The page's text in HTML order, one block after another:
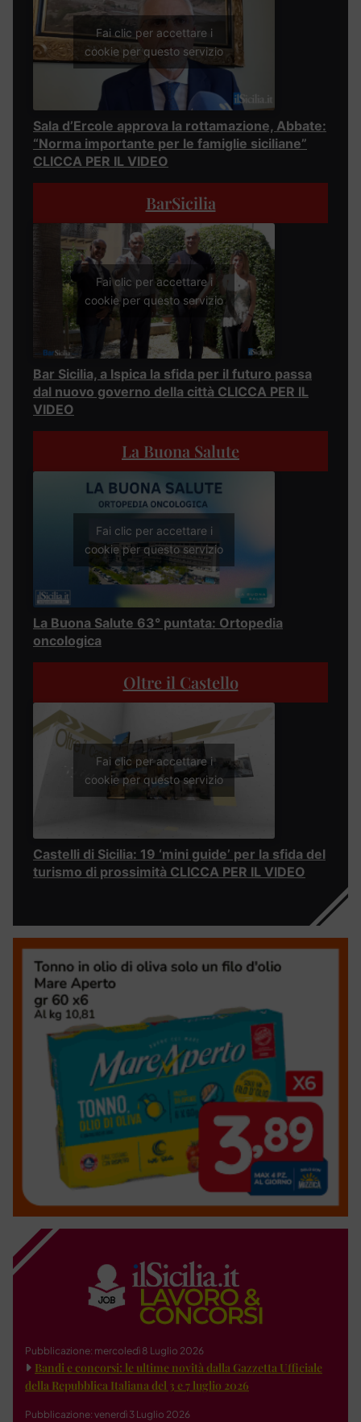
Fai clic per accettare i
cookie per questo servizio
Sala d’Ercole approva la rottamazione, Abbate:
“Norma importante per le famiglie siciliane”
CLICCA PER IL VIDEO
BarSicilia
Fai clic per accettare i
cookie per questo servizio
Bar Sicilia, a Ispica la sfida per il futuro passa
dal nuovo governo della città CLICCA PER IL
VIDEO
La Buona Salute
Fai clic per accettare i
cookie per questo servizio
La Buona Salute 63° puntata: Ortopedia
oncologica
Oltre il Castello
Fai clic per accettare i
cookie per questo servizio
Castelli di Sicilia: 19 ‘mini guide’ per la sfida del
turismo di prossimità CLICCA PER IL VIDEO
Pubblicazione: mercoledì 8 Luglio 2026
Bandi e concorsi: le ultime novità dalla Gazzetta Ufficiale
della Repubblica Italiana del 3 e 7 luglio 2026
Pubblicazione: venerdì 3 Luglio 2026